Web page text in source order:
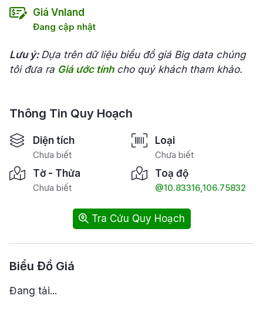
Giá Vnland
Đang cập nhật
Lưu ý: Dựa trên dữ liệu biểu đồ giá Big data chúng
tôi đưa ra Giá ước tínhcho quý khách tham khảo.
Thông Tin Quy Hoạch
Diện tích
Chưa biết
Loại
Chưa biết
Tờ - Thửa
Chưa biết
Toạ độ
@10.83316,106.75832
Tra Cứu Quy Hoạch
Biểu Đồ Giá
Đang tải...